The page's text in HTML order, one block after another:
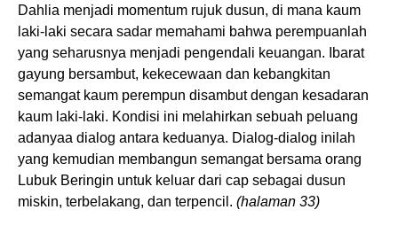
Dahlia menjadi momentum rujuk dusun, di mana kaum
laki-laki secara sadar memahami bahwa perempuanlah
yang seharusnya menjadi pengendali keuangan. Ibarat
gayung bersambut, kekecewaan dan kebangkitan
semangat kaum perempun disambut dengan kesadaran
kaum laki-laki. Kondisi ini melahirkan sebuah peluang
adanyaa dialog antara keduanya. Dialog-dialog inilah
yang kemudian membangun semangat bersama orang
Lubuk Beringin untuk keluar dari cap sebagai dusun
miskin, terbelakang, dan terpencil. (halaman 33)